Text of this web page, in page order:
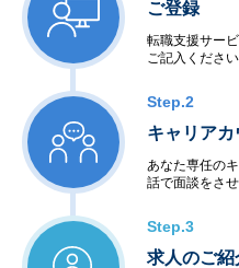
ご登録
転職支援サー
ご記入ください
Step.2
キャリア
あなた専任の
話で面談をさ
Step.3
求人のご紹